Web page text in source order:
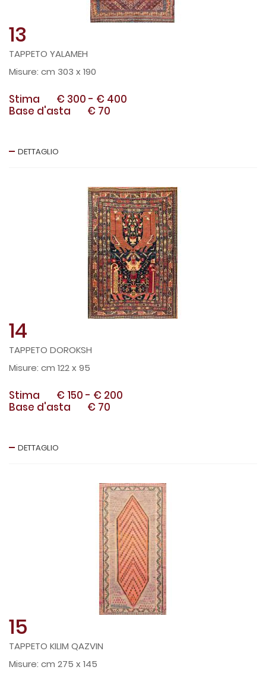
13
TAPPETO YALAMEH
cm 303 x 190
Stima € 300 - € 400
Base d'asta
€ 70
DETTAGLIO
14
TAPPETO DOROKSH
cm 122 x 95
Stima € 150 - € 200
Base d'asta
€ 70
DETTAGLIO
15
TAPPETO KILIM QAZVIN
cm 275 x 145